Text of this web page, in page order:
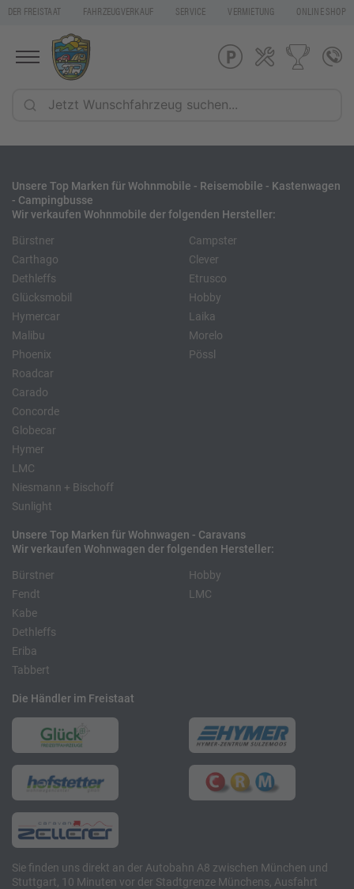
DER FREISTAAT FAHRZEUGVERKAUF SERVICE VERMIETUNG ONLINE SHOP
Unsere Top Marken für Wohnmobile - Reisemobile - Kastenwagen
- Campingbusse
Wir verkaufen Wohnmobile der folgenden Hersteller:
Bürstner
Carthago
Dethleffs
Glücksmobil
Hymercar
Malibu
Phoenix
Roadcar
Campster
Clever
Etrusco
Hobby
Laika
Morelo
Pössl
Carado
Concorde
Globecar
Hymer
LMC
Niesmann + Bischoff
Sunlight
Unsere Top Marken für Wohnwagen - Caravans
Wir verkaufen Wohnwagen der folgenden Hersteller:
Bürstner
Fendt
Kabe
Hobby
LMC
Dethleffs
Eriba
Tabbert
Die Händler im Freistaat
Sie finden uns direkt an der Autobahn A8 zwischen München und
Stuttgart, 10 Minuten vor der Stadtgrenze Münchens, Ausfahrt